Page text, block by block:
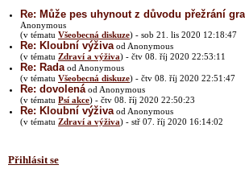
Re: Může pes uhynout z důvodu přežrání
Anonymous
(v tématu Všeobecná diskuze) - sob 21. lis 2020 12:18:47
Re: Kloubní výživa od Anonymous
(v tématu Zdraví a výživa) - čtv 08. říj 2020 22:53:11
Re: Rada od Anonymous
(v tématu Všeobecná diskuze) - čtv 08. říj 2020 22:51:47
Re: dovolená od Anonymous
(v tématu Psí akce) - čtv 08. říj 2020 22:50:23
Re: Kloubní výživa od Anonymous
(v tématu Zdraví a výživa) - stř 07. říj 2020 16:14:02
Přihlásit se